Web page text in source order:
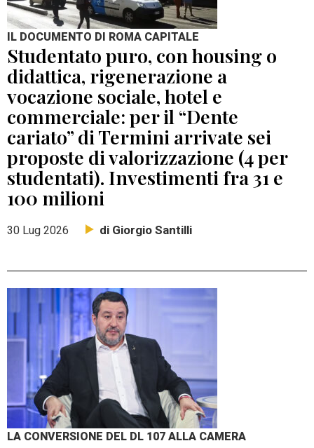
IL DOCUMENTO DI ROMA CAPITALE
Studentato puro, con housing o
didattica, rigenerazione a
vocazione sociale, hotel e
commerciale: per il “Dente
cariato” di Termini arrivate sei
proposte di valorizzazione (4 per
studentati). Investimenti fra 31 e
100 milioni
30 Lug 2026 di Giorgio Santilli
LA CONVERSIONE DEL DL 107 ALLA CAMERA